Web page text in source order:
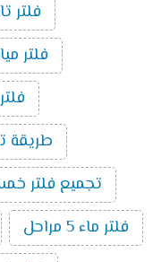
فلتر تانك 5
فلتر
فلتر
طريقة
تجميع فلتر
فلتر ماء 5 مراحل